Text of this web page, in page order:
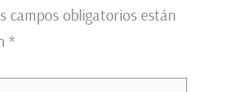
campos obligatorios están
*